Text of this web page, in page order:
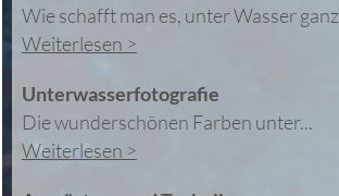
Wie schafft man es, unter Wasser
Weiterlesen >
Unterwasserfotografie
Die wunderschönen Farben unter...
Weiterlesen >